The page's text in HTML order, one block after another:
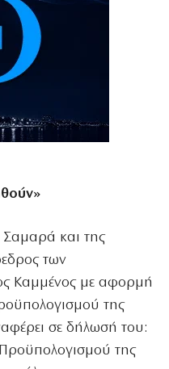
και της
των
Καμμένος με αφορμή
της
σε δήλωσή του:
της